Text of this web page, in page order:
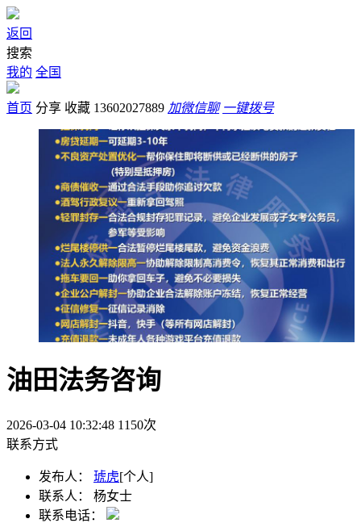
返回
搜索
我的 全国
首页 分享 收藏 13602027889 加微信聊 一键拨号
油田法务咨询
2026-03-04 10:32:48 1150次
联系方式
发布人： 琥虎[个人]
联系人：
杨女士
联系电话：